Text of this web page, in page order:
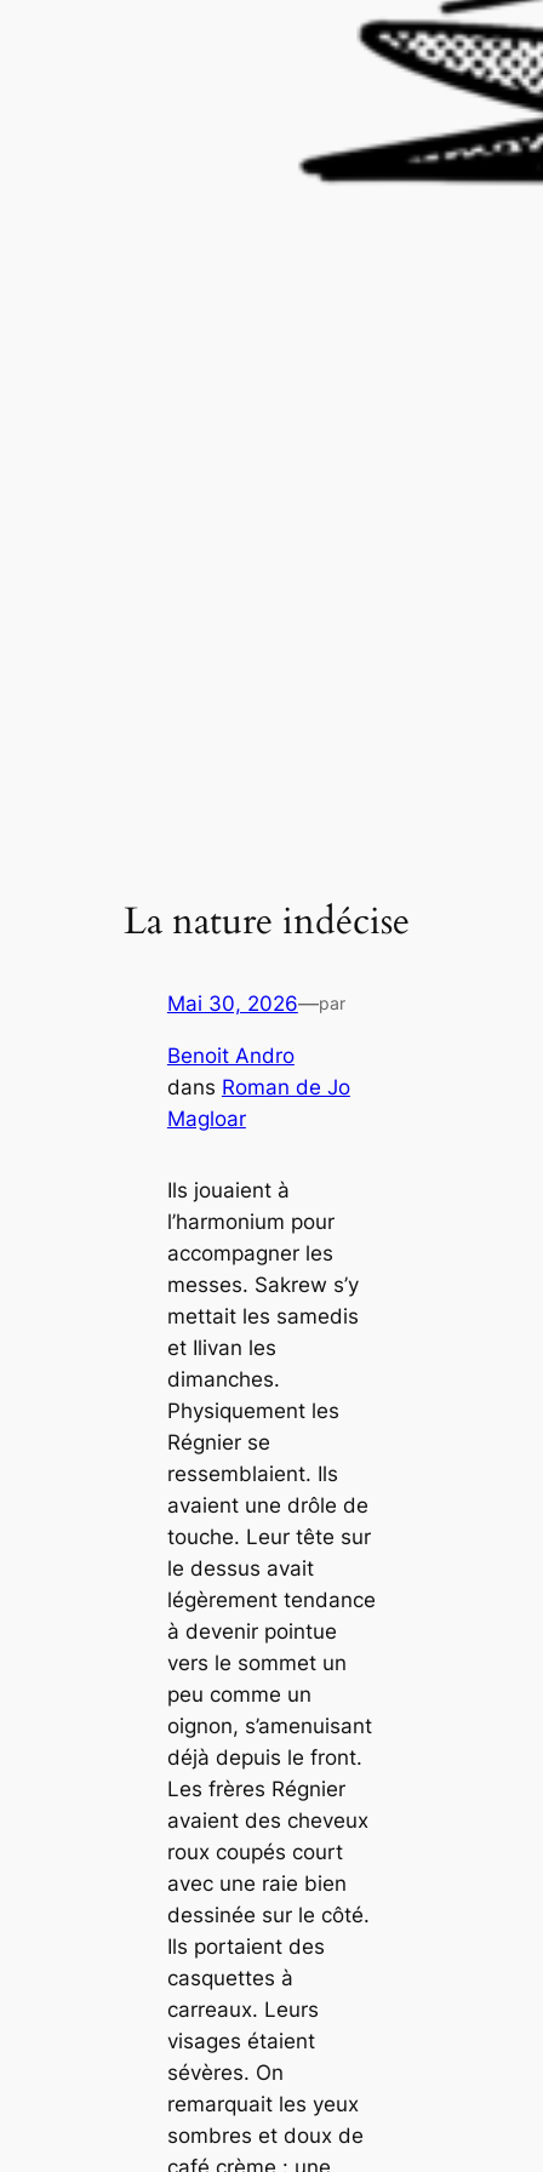
La nature indécise
Mai 30, 2026—par
Benoit Andro
dans Roman de Jo
Magloar
Ils jouaient à
l’harmonium pour
accompagner les
messes. Sakrew s’y
mettait les samedis
et Ilivan les
dimanches.
Physiquement les
Régnier se
ressemblaient. Ils
avaient une drôle de
touche. Leur tête sur
le dessus avait
légèrement tendance
à devenir pointue
vers le sommet un
peu comme un
oignon, s’amenuisant
déjà depuis le front.
Les frères Régnier
avaient des cheveux
roux coupés court
avec une raie bien
dessinée sur le côté.
Ils portaient des
casquettes à
carreaux. Leurs
visages étaient
sévères. On
remarquait les yeux
sombres et doux de
café crème : une